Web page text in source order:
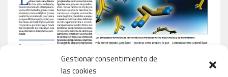
Gestionar consentimiento de
las cookies